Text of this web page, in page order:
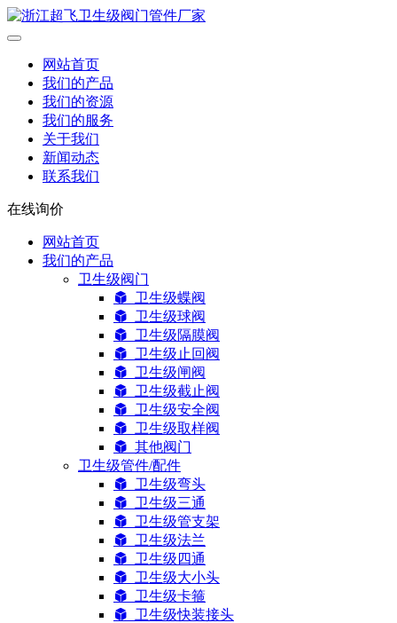
网站首页
我们的产品
我们的资源
我们的服务
关于我们
新闻动态
联系我们
在线询价
网站首页
我们的产品
卫生级阀门
卫生级蝶阀
卫生级球阀
卫生级隔膜阀
卫生级止回阀
卫生级闸阀
卫生级截止阀
卫生级安全阀
卫生级取样阀
其他阀门
卫生级管件/配件
卫生级弯头
卫生级三通
卫生级管支架
卫生级法兰
卫生级四通
卫生级大小头
卫生级卡箍
卫生级快装接头